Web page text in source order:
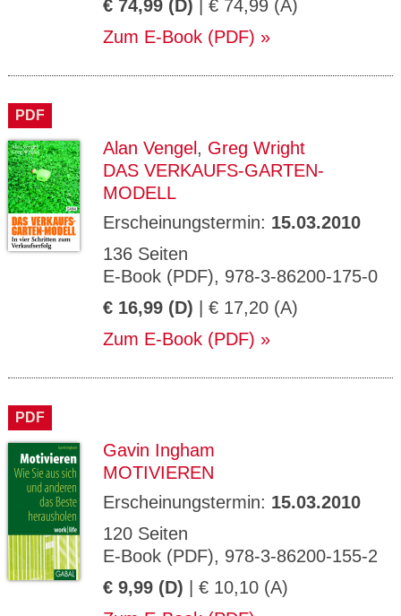
€ 74,99 (D) | € 74,99 (A)
Zum E-Book (PDF)
PDF
Alan Vengel , Greg Wright
DAS VERKAUFS-GARTEN-
MODELL
Erscheinungstermin: 15.03.2010
136 Seiten
E-Book (PDF), 978-3-86200-175-0
€ 16,99 (D) | € 17,20 (A)
Zum E-Book (PDF)
PDF
Gavin Ingham
MOTIVIEREN
Erscheinungstermin: 15.03.2010
120 Seiten
E-Book (PDF), 978-3-86200-155-2
€ 9,99 (D) | € 10,10 (A)